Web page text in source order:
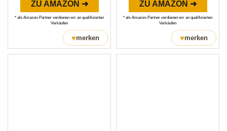
ZU AMAZON ➜
* als Amazon-Partner verdienen wir an qualifizierten
Verkäufen
♥merken
ZU AMAZON ➜
* als Amazon-Partner verdienen wir an qualifizierten
Verkäufen
♥merken